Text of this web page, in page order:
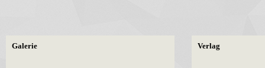
Galerie Verlag